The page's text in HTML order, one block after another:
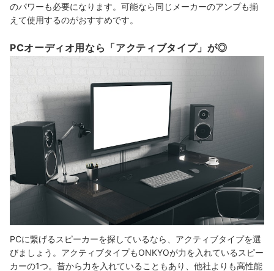
のパワーも必要になります。可能なら同じメーカーのアンプも揃
えて使用するのがおすすめです。
PCオーディオ用なら「アクティブタイプ」が◎
PCに繋げるスピーカーを探しているなら、アクティブタイプを選
びましょう。アクティブタイプもONKYOが力を入れているスピー
カーの1つ。昔から力を入れていることもあり、他社よりも高性能